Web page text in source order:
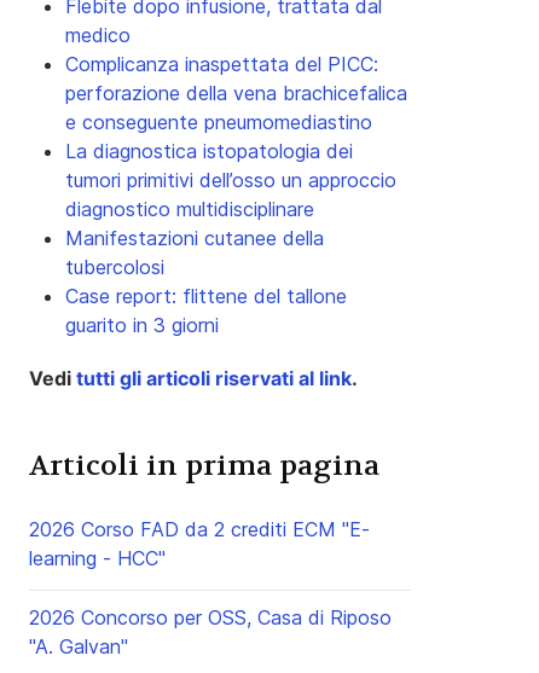
Flebite dopo infusione, trattata dal
medico
Complicanza inaspettata del PICC:
perforazione della vena brachicefalica
e conseguente pneumomediastino
La diagnostica istopatologia dei
tumori primitivi dell’osso un approccio
diagnostico multidisciplinare
Manifestazioni cutanee della
tubercolosi
Case report: flittene del tallone
guarito in 3 giorni
Vedi tutti gli articoli riservati al link.
Articoli in prima pagina
2026 Corso FAD da 2 crediti ECM "E-
learning - HCC"
2026 Concorso per OSS, Casa di Riposo
"A. Galvan"